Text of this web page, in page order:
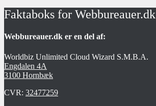
Faktaboks for Webbureauer.dk
Webbureauer.dk er en del af:
Worldbiz Unlimited Cloud Wizard S.M.B.A.
Engdalen 4A
3100 Hornbæk
CVR: 32477259